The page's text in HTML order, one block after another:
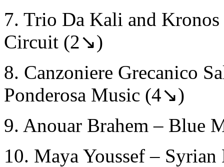
7. Trio Da Kali and
Circuit (2↘)
8. Canzoniere Grecanico
Ponderosa Music (4↘)
9. Anouar Brahem – Blue
10. Maya Youssef –